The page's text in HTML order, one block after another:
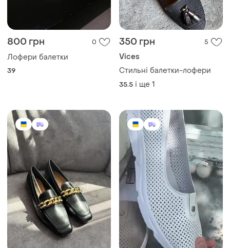
800 грн 0
Лофери балетки
39
350 грн 5
Vices
Стильні балетки-лофери
35.5 і ще 1